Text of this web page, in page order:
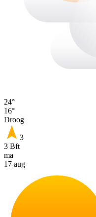
24°
16°
Droog
3
3 Bft
ma
17 aug